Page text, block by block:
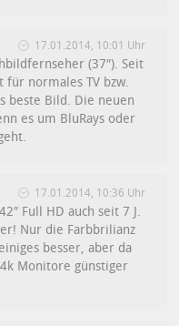
17.01.2014, 10:01 Uhr
(37″). Seit
normales TV bzw.
beste Bild. Die neuen
es um BluRays oder
17.01.2014, 10:36 Uhr
Full HD auch seit 7 J.
Nur die Farbbrilianz
besser, aber da
Monitore günstiger